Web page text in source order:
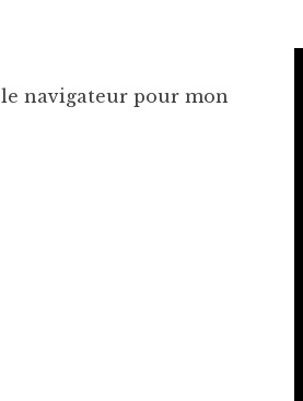
navigateur pour mon